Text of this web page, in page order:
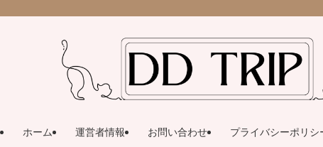
ホーム 運営者情報 お問い合わせ プライバシーポリシ